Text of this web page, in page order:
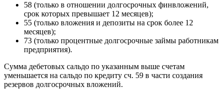
58 (только в отношении долгосрочных финвложений,
срок которых превышает 12 месяцев);
55 (только вложения и депозиты на срок более 12
месяцев);
73 (только процентные долгосрочные займы работникам
предприятия).
Сумма дебетовых сальдо по указанным выше счетам
уменьшается на сальдо по кредиту сч. 59 в части создания
резервов долгосрочных вложений.